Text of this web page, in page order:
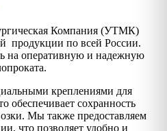
Компания (УТМК)
продукции по всей России.
на оперативную и надежную
креплениями для
обеспечивает сохранность
Мы также предоставляем
что позволяет удобно и